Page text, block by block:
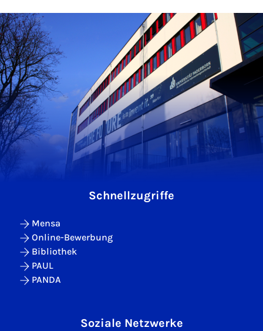
Schnellzugriffe
Mensa
Online-Bewerbung
Bibliothek
PAUL
PANDA
Soziale Netzwerke